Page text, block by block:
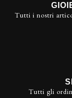
Tutti i nostri
Tutti gli